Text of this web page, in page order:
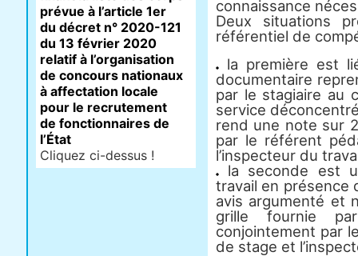
connaissance
Deux situations
référentiel de
la première est
documentaire
par le stagiaire au
service
rend une note sur
par le référent
l’inspecteur du
la seconde est
travail en présence
avis argumenté et
grille fournie
conjointement par
de stage et
prévue à l’article 1er
du décret n° 2020-121
du 13 février 2020
relatif à l’organisation
de concours nationaux
à affectation locale
pour le recrutement
de fonctionnaires de
l’État
Cliquez ci-dessus !